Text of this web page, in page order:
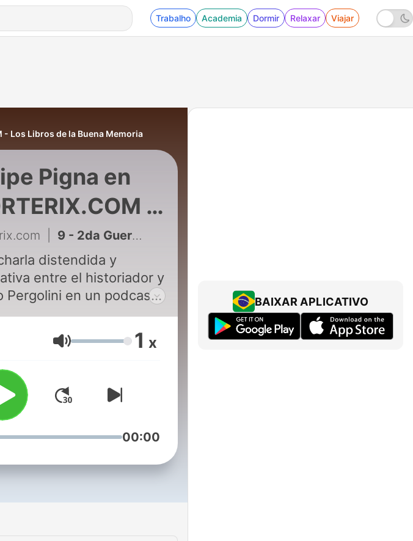
Trabalho Academia Dormir Relaxar Viajar
- Los Libros de la Buena Memoria
Pigna en
-
Libros de la
Memoria
9 - 2da Guerra Mundial - Felipe Pigna en VORTERIX.COM
distendida y
entre el historiador y
Pergolini en un podcast
y divierte.
Volume 1 x
00:00
BAIXAR APLICATIVO